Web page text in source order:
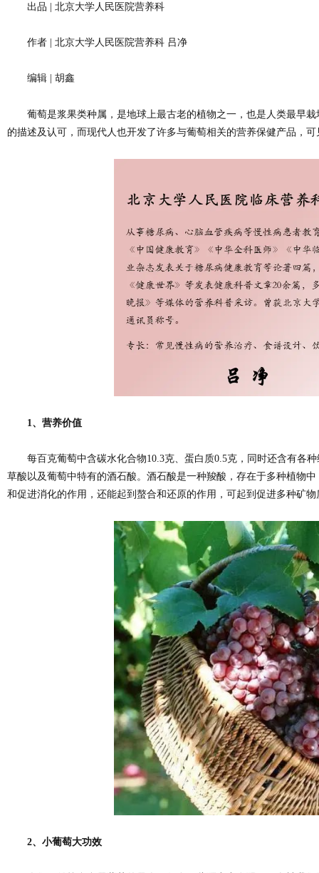
出品 | 北京大学人民医院营养科
作者 | 北京大学人民医院营养科 吕净
编辑 | 胡鑫
葡萄是浆果类种属，是地球上最古老的植物之一，也是人类最早
的描述及认可，而现代人也开发了许多与葡萄相关的营养保健产品，
1、营养价值
每百克葡萄中含碳水化合物10.3克、蛋白质0.5克，同时还含有各
草酸以及葡萄中特有的酒石酸。酒石酸是一种羧酸，存在于多种植物
和促进消化的作用，还能起到螯合和还原的作用，可起到促进多种矿物
2、小葡萄大功效